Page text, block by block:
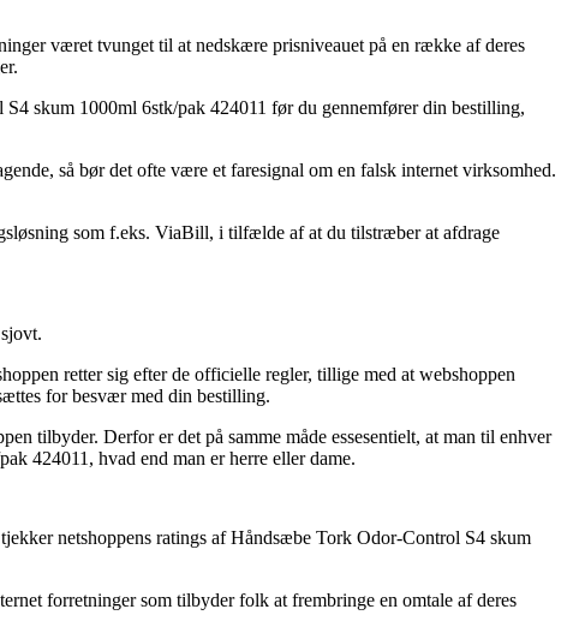
været tvunget til at nedskære prisniveauet på en række af deres
skum 1000ml 6stk/pak 424011 før du gennemfører din bestilling,
så bør det ofte være et faresignal om en falsk internet virksomhed.
som f.eks. ViaBill, i tilfælde af at du tilstræber at afdrage
retter sig efter de officielle regler, tillige med at webshoppen
for besvær med din bestilling.
tilbyder. Derfor er det på samme måde essesentielt, at man til enhver
424011, hvad end man er herre eller dame.
netshoppens ratings af Håndsæbe Tork Odor-Control S4 skum
forretninger som tilbyder folk at frembringe en omtale af deres